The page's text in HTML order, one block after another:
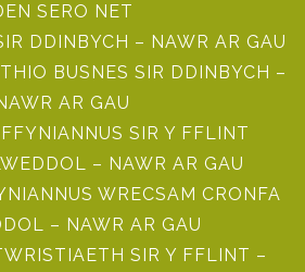
SERO NET
DDINBYCH – NAWR AR GAU
BUSNES SIR DDINBYCH –
AR GAU
SIR Y FFLINT
– NAWR AR GAU
WRECSAM CRONFA
– NAWR AR GAU
SIR Y FFLINT –